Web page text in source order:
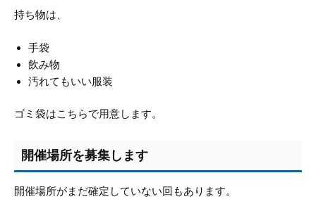
持ち物は、
手袋
飲み物
汚れてもいい服装
ゴミ袋はこちらで用意します。
開催場所を募集します
開催場所がまだ確定していない回もあります。